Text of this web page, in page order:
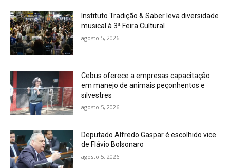
Instituto Tradição & Saber leva diversidade
musical à 3ª Feira Cultural
agosto 5, 2026
Cebus oferece a empresas capacitação
em manejo de animais peçonhentos e
silvestres
agosto 5, 2026
Deputado Alfredo Gaspar é escolhido vice
de Flávio Bolsonaro
agosto 5, 2026